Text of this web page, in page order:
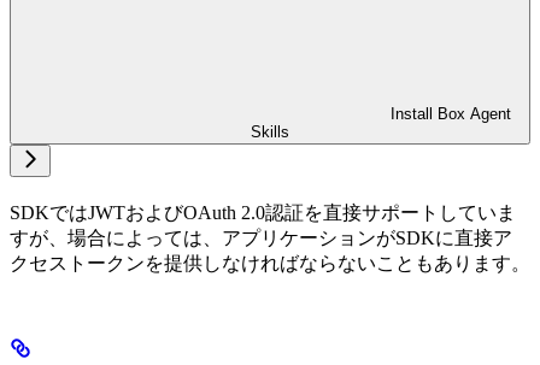
Install Box Agent
Skills
SDKではJWTおよびOAuth 2.0認証を直接サポートしていま
すが、場合によっては、アプリケーションがSDKに直接ア
クセストークンを提供しなければならないこともあります。